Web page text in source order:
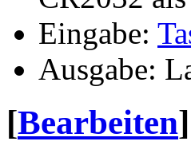
Eingabe:
Ausgabe:
[Bearbeiten]